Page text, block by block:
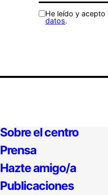
He leído y
datos.
Sobre el centro
Prensa
Hazte amigo/a
Publicaciones